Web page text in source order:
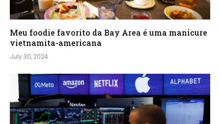
Meu foodie favorito da Bay Area é uma manicure
vietnamita-americana
July 30, 2024